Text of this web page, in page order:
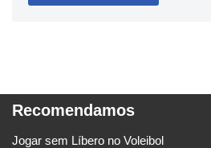
Recomendamos
Jogar sem Líbero no Voleibol